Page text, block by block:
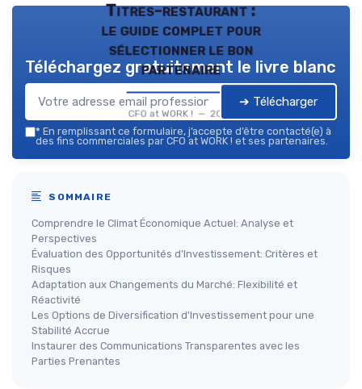
Titres-restaurant :
le guide complet pour
sélectionner le bon
partenaire
CFO at WORK ! — 2026
Téléchargez gratuitement le livre blanc
➔ Télécharger
* En remplissant ce formulaire, j’accepte d’être contacté(e) à
des fins commerciales par CFO at WORK ! et ses partenaires.
SOMMAIRE
Comprendre le Climat Économique Actuel: Analyse et
Perspectives
Évaluation des Opportunités d'Investissement: Critères et
Risques
Adaptation aux Changements du Marché: Flexibilité et
Réactivité
Les Options de Diversification d'Investissement pour une
Stabilité Accrue
Instaurer des Communications Transparentes avec les
Parties Prenantes